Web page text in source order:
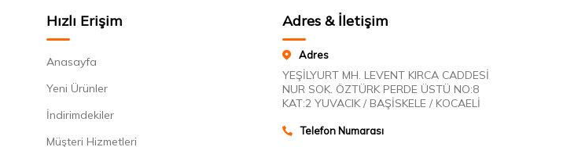
Hızlı Erişim
Anasayfa
Yeni Ürünler
İndirimdekiler
Müşteri Hizmetleri
Adres & İletişim
Adres
YEŞİLYURT MH. LEVENT KIRCA CADDESİ
NUR SOK. ÖZTÜRK PERDE ÜSTÜ NO:8
KAT:2 YUVACIK / BAŞİSKELE / KOCAELİ
Telefon Numarası